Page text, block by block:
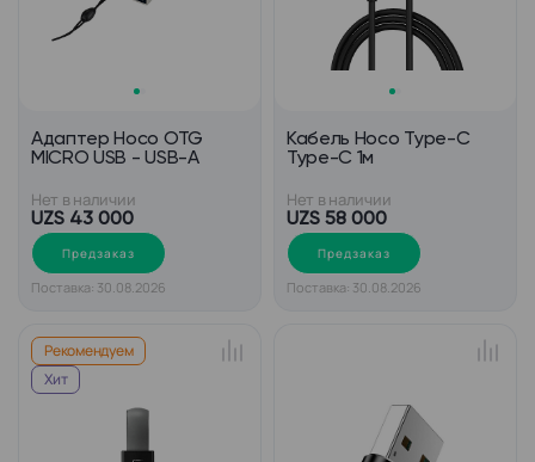
Адаптер Hoco OTG
MICRO USB - USB-A
Нет в наличии
UZS 43 000
Предзаказ
Поставка: 30.08.2026
Кабель Hoco Type-C
Type-C 1м
Нет в наличии
UZS 58 000
Предзаказ
Поставка: 30.08.2026
Рекомендуем
Хит